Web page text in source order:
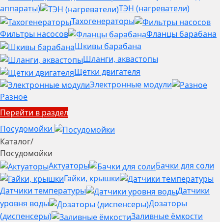
аппараты)
ТЭН (нагреватели)
Тахогенераторы
Фильтры насосов
Фланцы барабана
Шкивы барабана
Шланги, аквастопы
Щётки двигателя
Электронные модули
Разное
Перейти в раздел
Посудомойки
Каталог/
Посудомойки
Актуаторы
Бачки для соли
Гайки, крышки
Датчики температуры
Датчики
уровня воды
Дозаторы
(диспенсеры)
Заливные ёмкости